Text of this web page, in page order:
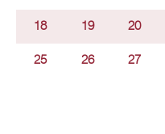
18 19 20
25 26 27